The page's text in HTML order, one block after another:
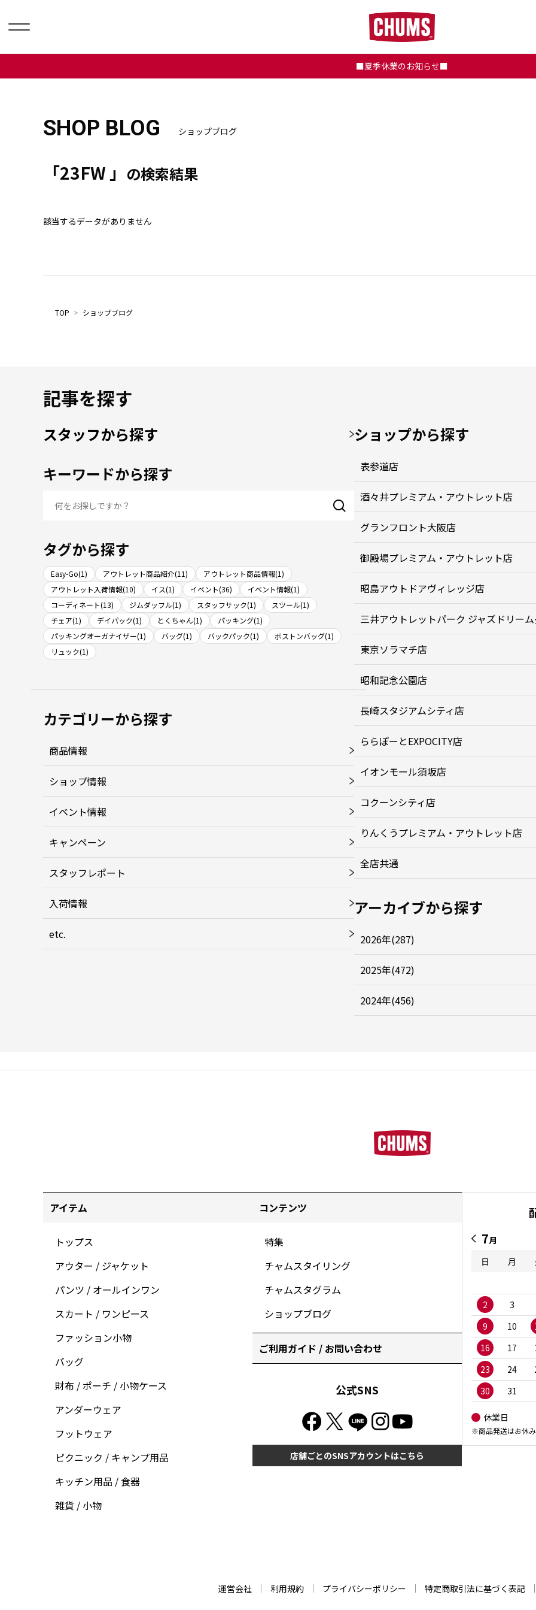
■夏季休業のお知らせ■
SHOP BLOG ショップブログ
「23FW 」 の検索結果
該当するデータがありません
TOP > ショップブログ
記事を探す
スタッフから探す
キーワードから探す
タグから探す
Easy-Go(1) アウトレット商品紹介(11)
アウトレット商品情報(1)
アウトレット入荷情報(10)
イス(1) イベント(36)
イベント情報(1)
コーディネート(13)
ジムダッフル(1) スタッフサック(1)
スツール(1)
チェア(1)
デイパック(1) とくちゃん(1)
パッキング(1)
パッキングオーガナイザー(1)
バッグ(1) バックパック(1)
ボストンバッグ(1)
リュック(1)
カテゴリーから探す
商品情報
ショップ情報
イベント情報
キャンペーン
スタッフレポート
入荷情報
etc.
ショップから探す
表参道店
酒々井プレミアム・アウトレット店
グランフロント大阪店
御殿場プレミアム・アウトレット店
昭島アウトドアヴィレッジ店
三井アウトレットパーク ジャズドリー
東京ソラマチ店
昭和記念公園店
長崎スタジアムシティ店
ららぽーとEXPOCITY店
イオンモール須坂店
コクーンシティ店
りんくうプレミアム・アウトレット店
全店共通
アーカイブから探す
2026年(287)
2025年(472)
2024年(456)
アイテム
トップス
アウター / ジャケット
パンツ / オールインワン
スカート / ワンピース
ファッション小物
バッグ
財布 / ポーチ / 小物ケース
アンダーウェア
フットウェア
ピクニック / キャンプ用品
キッチン用品 / 食器
雑貨 / 小物
コンテンツ
特集
チャムスタイリング
チャムスタグラム
ショップブログ
ご利用ガイド / お問い合わせ
公式SNS
店舗ごとのSNSアカウントはこちら
7月
日
月
2
3
9
10
16
17
23
24
30
31
休業日
※商品発送はお休
運営会社 利用規約 プライバシーポリシー 特定商取引法に基づく表記